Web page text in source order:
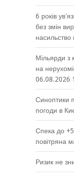
6 років
без змін
Мільярди з
на
06.08.2026
Синоптики
погоди в
Спека до
повітряна
Ризик не